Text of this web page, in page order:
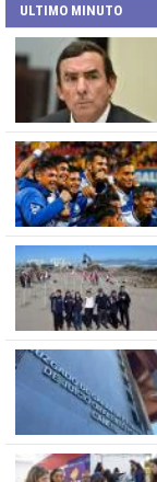
ULTIMO MINUTO